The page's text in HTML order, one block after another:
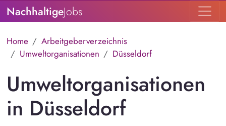
NachhaltigeJobs
Home
Arbeitgeberverzeichnis
Umweltorganisationen
Düsseldorf
Umweltorganisationen
in Düsseldorf